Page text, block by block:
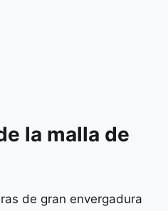
la malla de
de gran envergadura